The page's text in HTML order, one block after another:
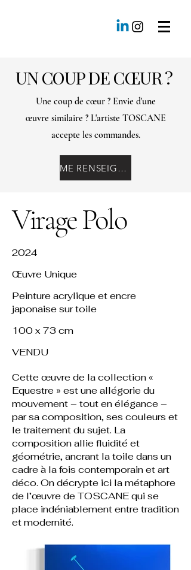
UN COUP DE CŒUR ?
Une coup de cœur ? Envie d'une
œuvre similaire ? L'artiste TOSCANE
accepte les commandes.
ME RENSEIGNER
Virage Polo
2024
Œuvre Unique
Peinture acrylique et encre
japonaise sur toile
100 x 73 cm
VENDU
Cette œuvre de la collection «
Equestre » est une allégorie du
mouvement – tout en élégance –
par sa composition, ses couleurs et
le traitement du sujet. La
composition allie fluidité et
géométrie, ancrant la toile dans un
cadre à la fois contemporain et art
déco. On décrypte ici la métaphore
de l’œuvre de TOSCANE qui se
place indéniablement entre tradition
et modernité.